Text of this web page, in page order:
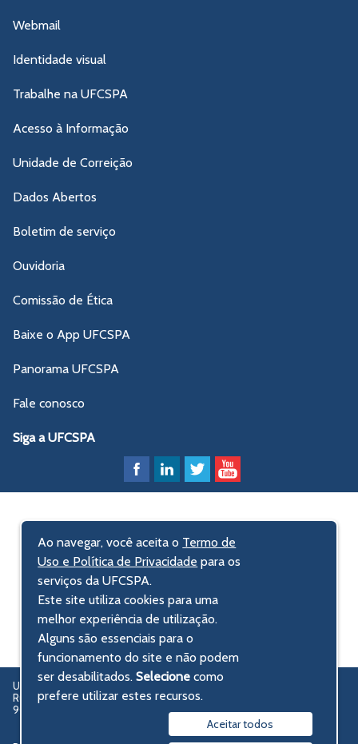
Webmail
Identidade visual
Trabalhe na UFCSPA
Acesso à Informação
Unidade de Correição
Dados Abertos
Boletim de serviço
Ouvidoria
Comissão de Ética
Baixe o App UFCSPA
Panorama UFCSPA
Fale conosco
Siga a UFCSPA
UFCSPA – Universidade Federal de Ciências da Saúde de Porto Alegre
Rua Sarmento Leite, 245 - Centro Histórico
90050-170 Porto Alegre, RS, Brasil
Ao navegar, você aceita o Termo de
Uso e Política de Privacidade para os
serviços da UFCSPA.
Este site utiliza cookies para uma
melhor experiência de utilização.
Alguns são essenciais para o
funcionamento do site e não podem
ser desabilitados.Selecionecomo
prefere utilizar estes recursos.
Aceitar todos